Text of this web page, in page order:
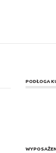
PODŁOGA